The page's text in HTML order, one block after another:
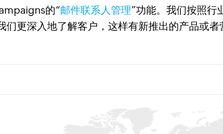
的“邮件联系人管理”功能。我们按照行
更深入地了解客户，这样有新推出的产品或